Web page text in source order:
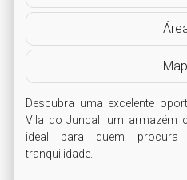
Descubra uma excelente
Vila do Juncal: um armazém
ideal para quem procura
tranquilidade.